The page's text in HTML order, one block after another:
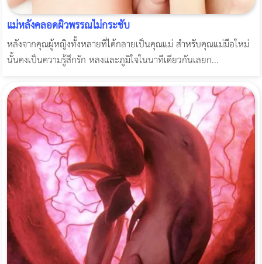
แม่หลังคลอดผิวพรรณไม่กระชับ
หลังจากคุณผู้หญิงทั้งหลายที่ได้กลายเป็นคุณแม่ สำหรับคุณแม่มือใหม่
นั้นคงเป็นความรู้สึกรัก หลงและภูมิใจในนาทีเดียวกันเลยก...